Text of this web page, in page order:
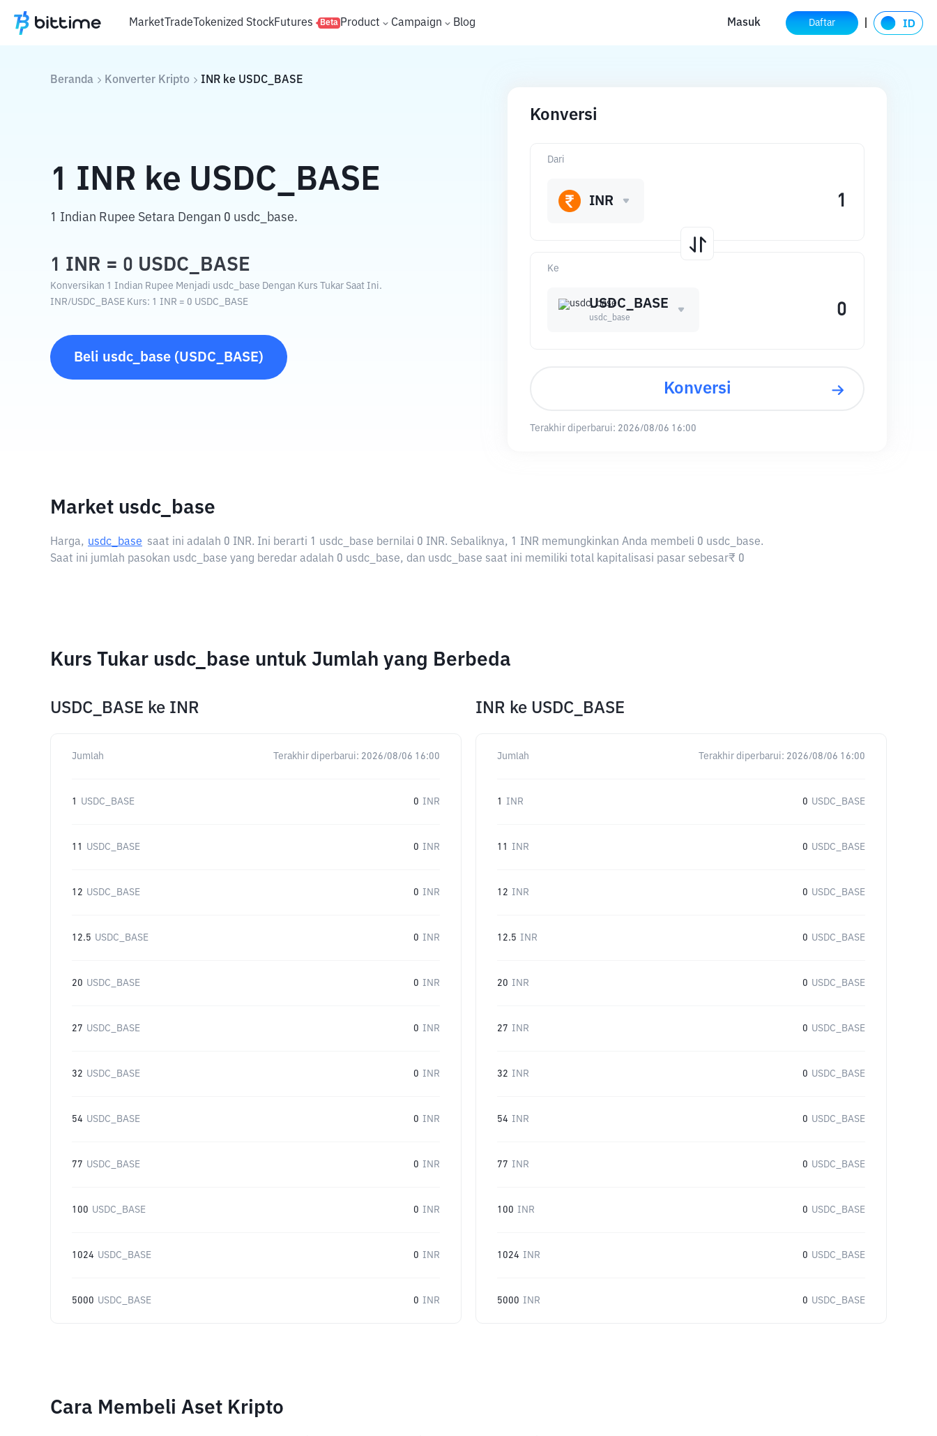
MarketTradeTokenized StockFutures Beta Product Campaign Blog Masuk Daftar
Beranda Konverter Kripto INR ke USDC_BASE
1 INR ke USDC_BASE
1 Indian Rupee Setara Dengan 0 usdc_base.
1 INR = 0 USDC_BASE
Konversikan 1 Indian Rupee Menjadi usdc_base Dengan Kurs Tukar Saat Ini.
INR/USDC_BASE Kurs: 1 INR = 0 USDC_BASE
Beli usdc_base (USDC_BASE)
Konversi
Ke
USDC_BASE
usdc_base
Dari
INR
Konversi
Terakhir diperbarui: 2026/08/06 16:00
Market usdc_base
Harga, usdc_base saat ini adalah 0 INR. Ini berarti 1 usdc_base bernilai 0 INR. Sebaliknya, 1 INR memungkinkan Anda membeli 0 usdc_base.
Saat ini jumlah pasokan usdc_base yang beredar adalah 0 usdc_base, dan usdc_base saat ini memiliki total kapitalisasi pasar sebesar₹ 0
Kurs Tukar usdc_base untuk Jumlah yang Berbeda
USDC_BASE ke INR
Jumlah Terakhir diperbarui: 2026/08/06 16:00
1 USDC_BASE 0 INR
11 USDC_BASE 0 INR
12 USDC_BASE 0 INR
12.5 USDC_BASE 0 INR
20 USDC_BASE 0 INR
27 USDC_BASE 0 INR
32 USDC_BASE 0 INR
54 USDC_BASE 0 INR
77 USDC_BASE 0 INR
100 USDC_BASE 0 INR
1024 USDC_BASE 0 INR
5000 USDC_BASE 0 INR
INR ke USDC_BASE
Jumlah Terakhir diperbarui: 2026/08/06 16:00
1 INR 0 USDC_BASE
11 INR 0 USDC_BASE
12 INR 0 USDC_BASE
12.5 INR 0 USDC_BASE
20 INR 0 USDC_BASE
27 INR 0 USDC_BASE
32 INR 0 USDC_BASE
54 INR 0 USDC_BASE
77 INR 0 USDC_BASE
100 INR 0 USDC_BASE
1024 INR 0 USDC_BASE
5000 INR 0 USDC_BASE
Cara Membeli Aset Kripto